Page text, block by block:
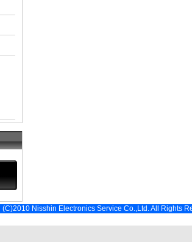
(C)2010 Nisshin Electronics Service Co.,Ltd. All Rights